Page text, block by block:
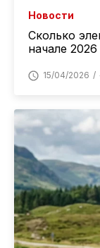
Новости
Сколько
начале 2026
15/04/2026